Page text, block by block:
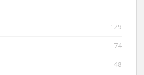
129
74
48